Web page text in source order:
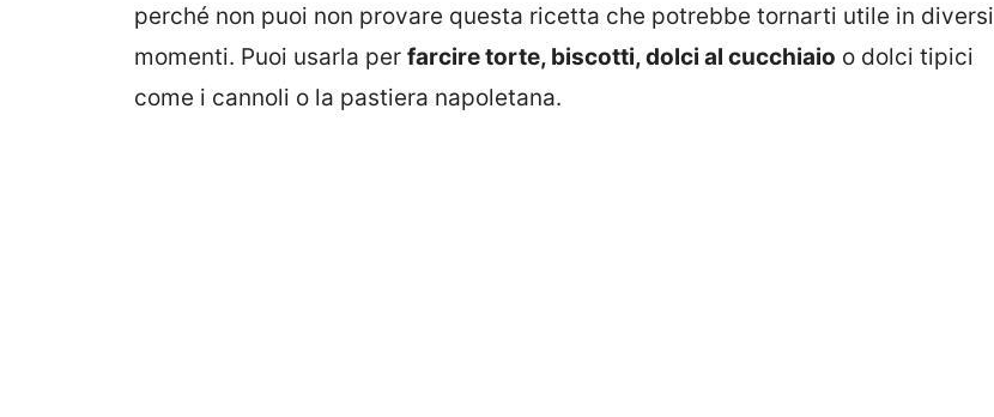
perché non puoi non provare questa ricetta che potrebbe tornarti utile in diversi
momenti. Puoi usarla per farcire torte, biscotti, dolci al cucchiaio o dolci tipici
come i cannoli o la pastiera napoletana.